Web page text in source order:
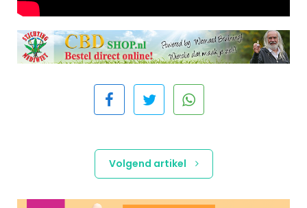
Volgend artikel